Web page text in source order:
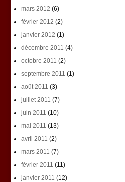
mars 2012 (6)
février 2012 (2)
janvier 2012 (1)
décembre 2011 (4)
octobre 2011 (2)
septembre 2011 (1)
août 2011 (3)
juillet 2011 (7)
juin 2011 (10)
mai 2011 (13)
avril 2011 (2)
mars 2011 (7)
février 2011 (11)
janvier 2011 (12)